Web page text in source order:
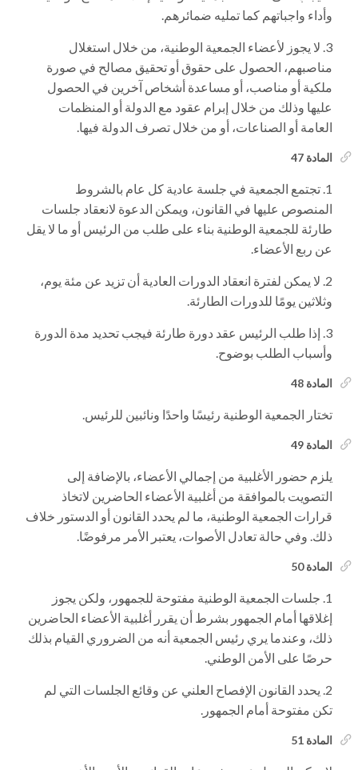
وأداء واجباتهم كما تمليه ضمائرهم.
لا يجوز لأعضاء الجمعية الوطنية، من خلال استغلال
مناصبهم، الحصول على حقوق أو تحقيق مصالح في صورة
ملكية أو مناصب، أو مساعدة أشخاص آخرين في الحصول
عليها وذلك من خلال إبرام عقود مع الدولة أو المنظمات
العامة أو الصناعات، أو من خلال تصرف الدولة فيها.
المادة 47
تجتمع الجمعية في جلسة عادية كل عام بالشروط
المنصوص عليها في القانون، ويمكن الدعوة لانعقاد جلسات
طارئة للجمعية الوطنية بناء على طلب من الرئيس أو ما لا يقل
عن ربع الأعضاء.
لا يمكن لفترة انعقاد الدورات العادية أن تزيد عن مئة يوم،
وثلاثين يومًا للدورات الطارئة.
إذا طلب الرئيس عقد دورة طارئة فيجب تحديد مدة الدورة
وأسباب الطلب بوضوح.
المادة 48
تختار الجمعية الوطنية رئيسًا واحدًا ونائبين للرئيس.
المادة 49
يلزم حضور الأغلبية من إجمالي الأعضاء، بالإضافة إلى
التصويت بالموافقة من أغلبية الأعضاء الحاضرين لاتخاذ
قرارات الجمعية الوطنية، ما لم يحدد القانون أو الدستور خلاف
ذلك. وفي حالة تعادل الأصوات، يعتبر الأمر مرفوضًا.
المادة 50
جلسات الجمعية الوطنية مفتوحة للجمهور، ولكن يجوز
إغلاقها أمام الجمهور بشرط أن يقرر أغلبية الأعضاء الحاضرين
ذلك، وعندما يري رئيس الجمعية أنه من الضروري القيام بذلك
حرصًا على الأمن الوطني.
يحدد القانون الإفصاح العلني عن وقائع الجلسات التي لم
تكن مفتوحة أمام الجمهور.
المادة 51